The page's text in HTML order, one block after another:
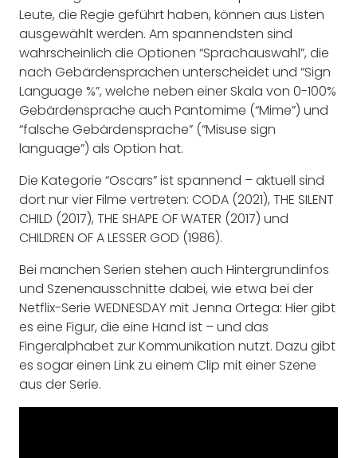
Leute, die Regie geführt haben, können aus Listen
ausgewählt werden. Am spannendsten sind
wahrscheinlich die Optionen “Sprachauswahl”, die
nach Gebärdensprachen unterscheidet und “Sign
Language %”, welche neben einer Skala von 0-100%
Gebärdensprache auch Pantomime (“Mime”) und
“falsche Gebärdensprache” (“Misuse sign
language”) als Option hat.
Die Kategorie “Oscars” ist spannend – aktuell sind
dort nur vier Filme vertreten: CODA (2021), THE SILENT
CHILD (2017), THE SHAPE OF WATER (2017) und
CHILDREN OF A LESSER GOD (1986).
Bei manchen Serien stehen auch Hintergrundinfos
und Szenenausschnitte dabei, wie etwa bei der
Netflix-Serie WEDNESDAY mit Jenna Ortega: Hier gibt
es eine Figur, die eine Hand ist – und das
Fingeralphabet zur Kommunikation nutzt. Dazu gibt
es sogar einen Link zu einem Clip mit einer Szene
aus der Serie.